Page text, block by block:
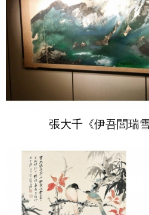
張大千《伊吾閭瑞